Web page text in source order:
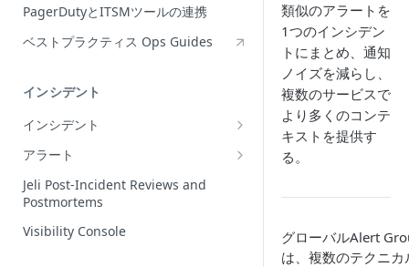
PagerDutyとITSMツールの連携
ベストプラクティス Ops Guides
インシデント
インシデント
Incidentの編集
インシデントの再割当て
（Reassign）
インシデントの再開（Reopen）
アラート
Alerts Table
Jeli Post-Incident Reviews and
Postmortems
Visibility Console
類似のアラートを
1つのインシデン
トにまとめ、通知
ノイズを減らし、
複数のサービスで
より多くのコンテ
キストを提供す
る。
グローバルAlert
は、複数のテクニカ